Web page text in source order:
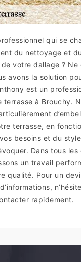
qui se
du nettoyage et du
votre dallage ? Ne
avons la solution
est un
terrasse à Brouchy.
terrasse, en
besoins et du
Dans tous les
un travail
qualité. Pour un
rapidement.